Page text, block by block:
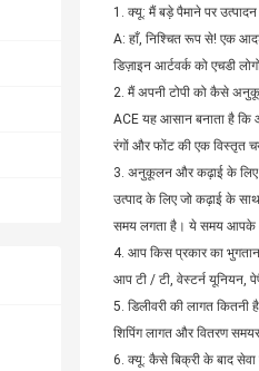
1. क्यू: मैं बड़े पैमाने पर
A: हाँ, निश्चित रूप से! एक
डिज़ाइन आर्टवर्क को एचडी
2. मैं अपनी टोपी को कैसे
ACE यह आसान बनाता है कि
रंगों और फोंट की एक विस्तृत
3. अनुकूलन और कढ़ाई के लिए
उत्पाद के लिए जो कढ़ाई के
समय लगता है। ये समय आपके
4. आप किस प्रकार का
आप टी / टी, वेस्टर्न यूनियन,
5. डिलीवरी की लागत
शिपिंग लागत और वितरण
6. क्यू: कैसे बिक्री के बाद सेवा